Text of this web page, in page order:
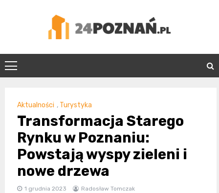
24Poznań.pl
Aktualności , Turystyka
Transformacja Starego
Rynku w Poznaniu:
Powstają wyspy zieleni i
nowe drzewa
1 grudnia 2023 Radosław Tomczak